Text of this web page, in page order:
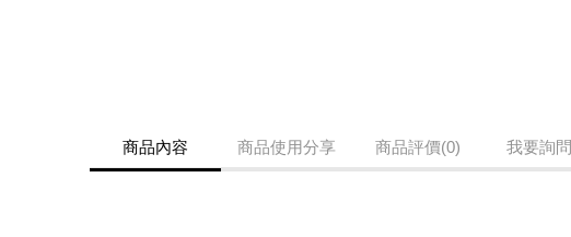
商品內容 商品使用分享 商品評價(0) 我要詢問